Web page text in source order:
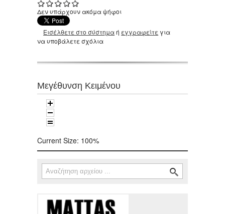
Δεν υπάρχουν ακόμα ψήφοι
Εισέλθετε στο σύστημαή εγγραφείτε για
να υποβάλετε σχόλια
Μεγέθυνση Κειμένου
Current Size: 100%
Φόρμα αναζήτησης
Αναζήτηση